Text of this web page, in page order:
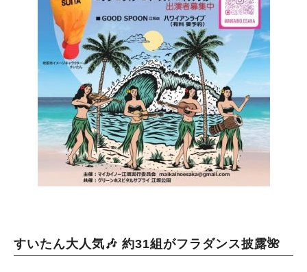
すいたん大人気🎶 約31組がフラダンス披露🌺